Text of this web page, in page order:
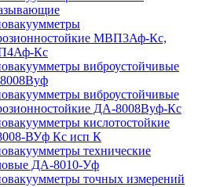
МВП3Аф-Кс,
Кс
виброустойчивые
виброустойчивые
ДА-8008Вуф-Кс
кислотостойкие
ВУф Кс исп К
технические
ДА-8010-Уф
точных измерений